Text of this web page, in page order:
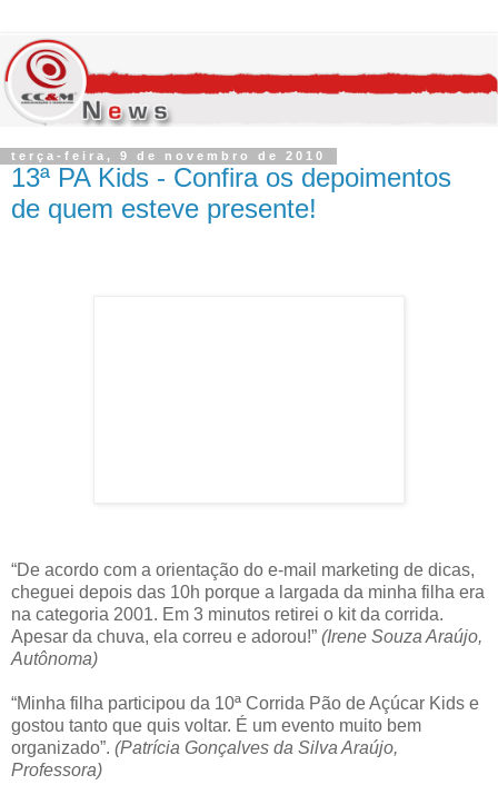
terça-feira, 9 de novembro de 2010
13ª PA Kids - Confira os depoimentos
de quem esteve presente!
“De acordo com a orientação do e-mail marketing de dicas,
cheguei depois das 10h porque a largada da minha filha era
na categoria 2001. Em 3 minutos retirei o kit da corrida.
Apesar da chuva, ela correu e adorou!” (Irene Souza Araújo,
Autônoma)
“Minha filha participou da 10ª Corrida Pão de Açúcar Kids e
gostou tanto que quis voltar. É um evento muito bem
organizado”. (Patrícia Gonçalves da Silva Araújo,
Professora)